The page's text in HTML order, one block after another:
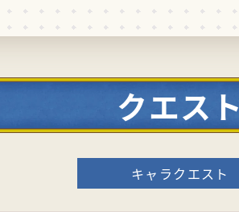
クエスト
キャラクエスト